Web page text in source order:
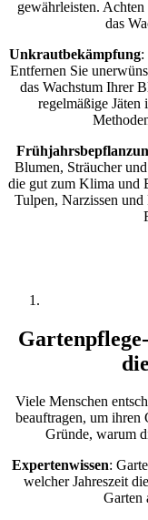
gewährleisten.
das
Unkrautbekämpfung:
Entfernen Sie
das Wachstum Ihrer
regelmäßige Jäten
Blumen, Sträucher
die gut zum Klima und
Tulpen, Narzissen
Viele Menschen
beauftragen, um ihren
Gründe, warum
Expertenwissen:
welcher Jahreszeit
Garten